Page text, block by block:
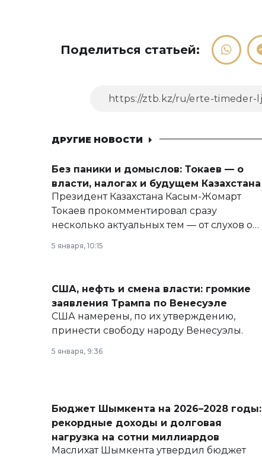
Поделиться статьей:
ДРУГИЕ НОВОСТИ
Без паники и домыслов: Токаев — о
власти, налогах и будущем Казахстана
Президент Казахстана Касым-Жомарт
Токаев прокомментировал сразу
несколько актуальных тем — от слухов о
армии, экономики и личного здоровья.
5 января, 10:15
США, нефть и смена власти: громкие
заявления Трампа по Венесуэле
США намерены, по их утверждению,
принести свободу народу Венесуэлы.
5 января, 9:36
Бюджет Шымкента на 2026–2028 годы:
рекордные доходы и долговая
нагрузка на сотни миллиардов
Маслихат Шымкента утвердил бюджет